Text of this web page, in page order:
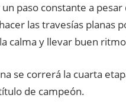
paso constante a
las travesías planas
calma y llevar buen
se correrá la cuarta
de campeón.